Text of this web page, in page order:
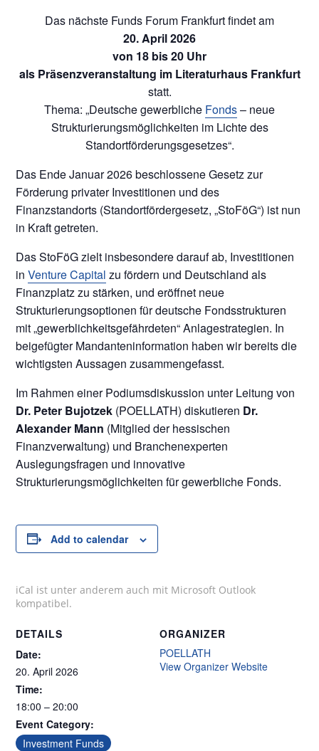
Das nächste Funds Forum Frankfurt findet am
20. April 2026
von 18 bis 20 Uhr
als Präsenzveranstaltung im Literaturhaus Frankfurt
statt.
Thema: „Deutsche gewerbliche Fonds– neue
Strukturierungsmöglichkeiten im Lichte des
Standortförderungsgesetzes“.
Das Ende Januar 2026 beschlossene Gesetz zur
Förderung privater Investitionen und des
Finanzstandorts (Standortfördergesetz, „StoFöG“) ist nun
in Kraft getreten.
Das StoFöG zielt insbesondere darauf ab, Investitionen
inVenture Capital zu fördern und Deutschland als
Finanzplatz zu stärken, und eröffnet neue
Strukturierungsoptionen für deutsche Fondsstrukturen
mit „gewerblichkeitsgefährdeten“ Anlagestrategien. In
beigefügter Mandanteninformation haben wir bereits die
wichtigsten Aussagen zusammengefasst.
Im Rahmen einer Podiumsdiskussion unter Leitung von
Dr. Peter Bujotzek (POELLATH) diskutieren Dr.
Alexander Mann (Mitglied der hessischen
Finanzverwaltung) und Branchenexperten
Auslegungsfragen und innovative
Strukturierungsmöglichkeiten für gewerbliche Fonds.
Add to calendar
iCal ist unter anderem auch mit Microsoft Outlook
kompatibel.
DETAILS
Date:
20. April 2026
Time:
18:00 – 20:00
Event Category:
Investment Funds
ORGANIZER
POELLATH
View Organizer Website